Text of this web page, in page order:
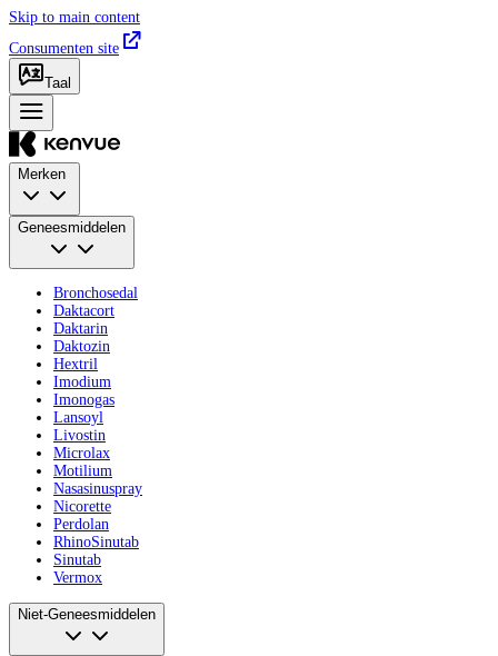
Skip to main content
Consumenten site
Taal
Merken
Geneesmiddelen
Bronchosedal
Daktacort
Daktarin
Daktozin
Hextril
Imodium
Imonogas
Lansoyl
Livostin
Microlax
Motilium
Nasasinuspray
Nicorette
Perdolan
RhinoSinutab
Sinutab
Vermox
Niet-Geneesmiddelen